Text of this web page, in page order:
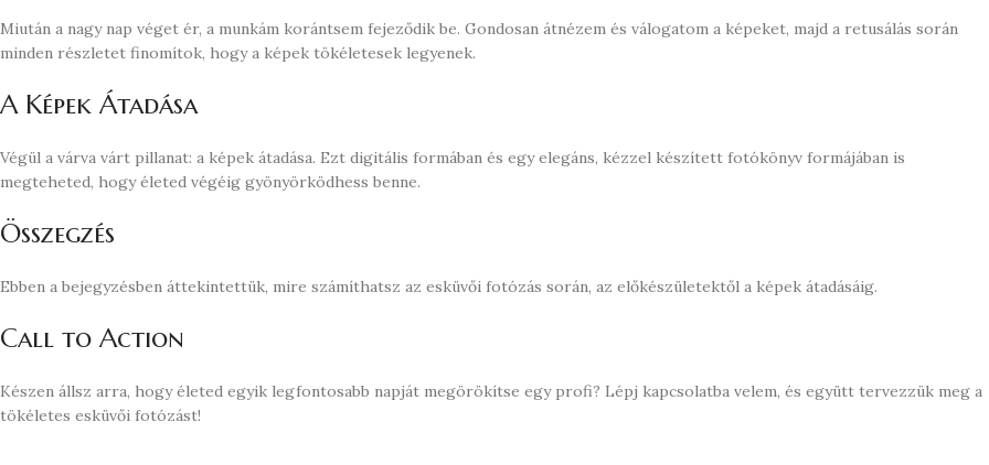
Miután a nagy nap véget ér, a munkám korántsem fejeződik be. Gondosan átnézem és válogatom a képeket, majd a retusálás során
minden részletet finomítok, hogy a képek tökéletesek legyenek.
A Képek Átadása
Végül a várva várt pillanat: a képek átadása. Ezt digitális formában és egy elegáns, kézzel készített fotókönyv formájában is
megteheted, hogy életed végéig gyönyörködhess benne.
Összegzés
Ebben a bejegyzésben áttekintettük, mire számíthatsz az esküvői fotózás során, az előkészületektől a képek átadásáig.
Call to Action
Készen állsz arra, hogy életed egyik legfontosabb napját megörökítse egy profi? Lépj kapcsolatba velem, és együtt tervezzük meg a
tökéletes esküvői fotózást!